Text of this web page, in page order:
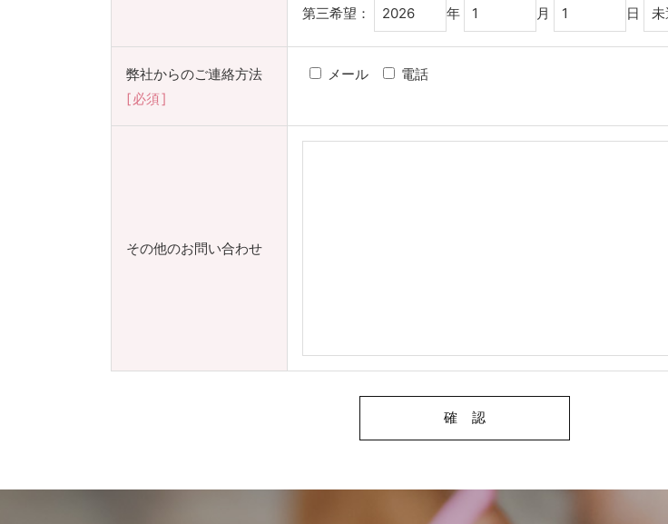
第三希望： 年 月 日
弊社からのご連絡方法
必須
メール 電話
その他のお問い合わせ